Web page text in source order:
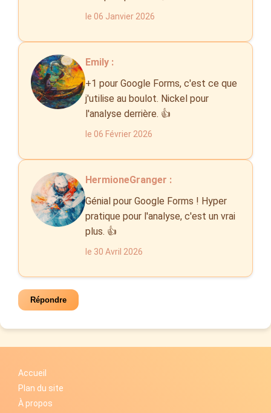
le 06 Janvier 2026
Emily :
+1 pour Google Forms, c'est ce que
j'utilise au boulot. Nickel pour
l'analyse derrière. 👍
le 06 Février 2026
HermioneGranger :
Génial pour Google Forms ! Hyper
pratique pour l'analyse, c'est un vrai
plus. 👍
le 30 Avril 2026
Répondre
Accueil
Plan du site
À propos